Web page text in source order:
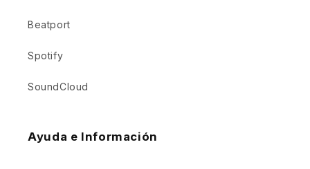
Beatport
Spotify
SoundCloud
Ayuda e Información